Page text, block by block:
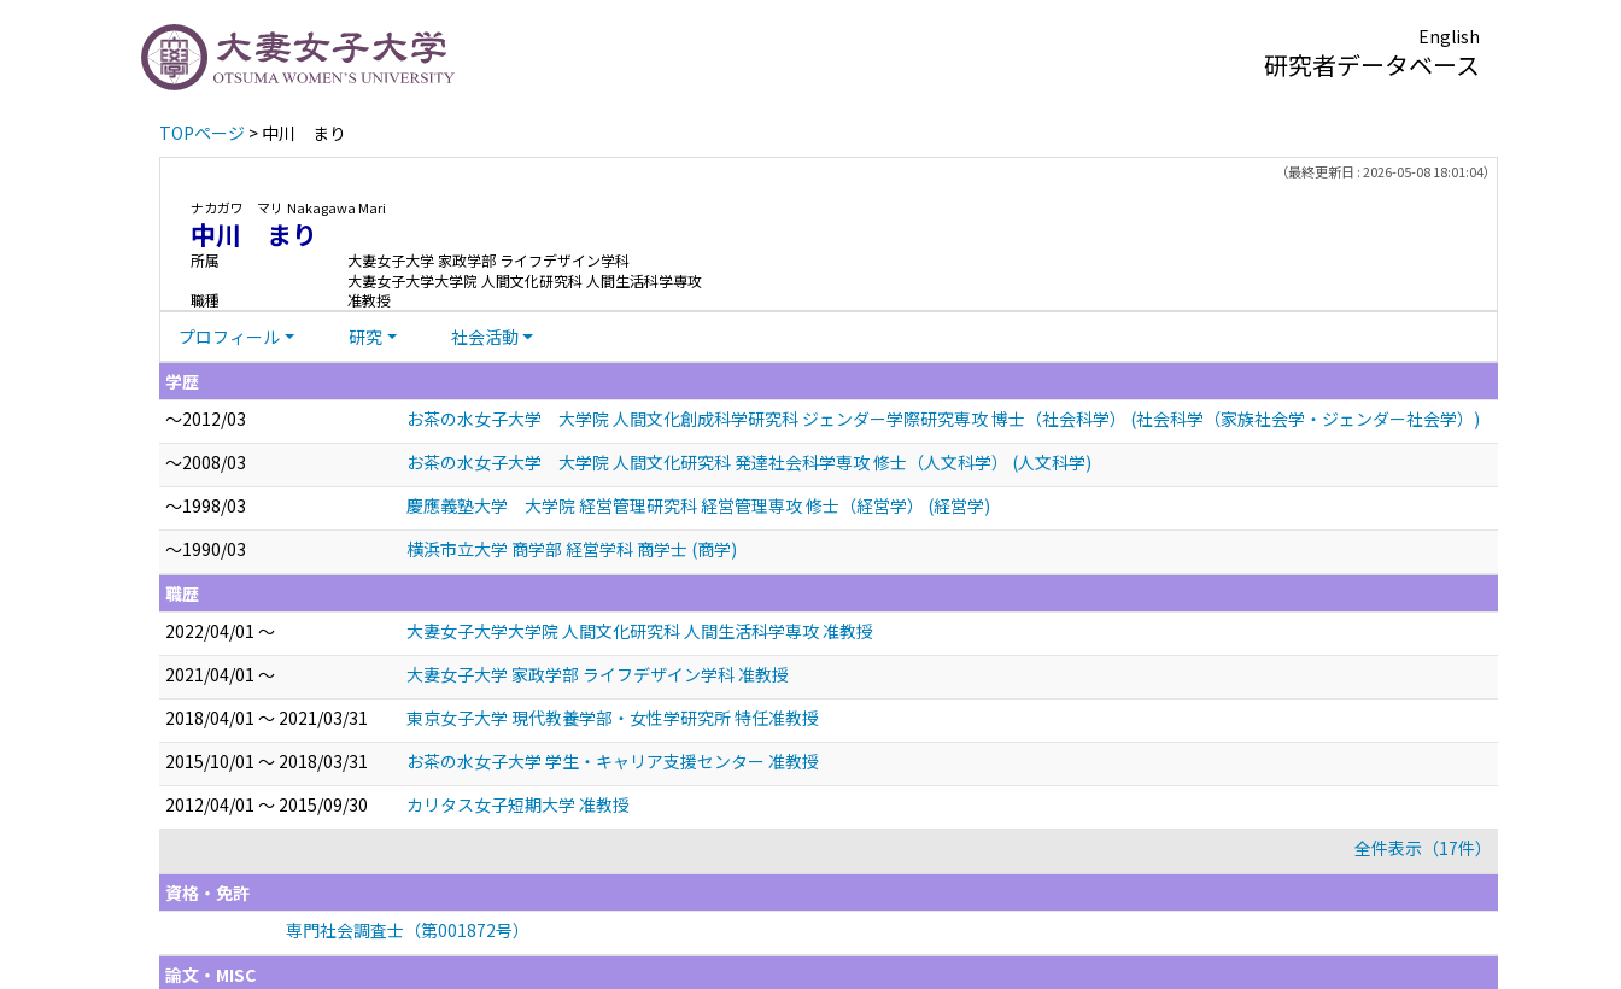
English
研究者データベース
TOPページ > 中川 まり
（最終更新日 : 2026-05-08 18:01:04）
ナカガワ マリ Nakagawa Mari
中川 まり
所属
大妻女子大学 家政学部 ライフデザイン学科
大妻女子大学大学院 人間文化研究科 人間生活科学専攻
職種
准教授
プロフィール 研究
社会活動
学歴
～2012/03
お茶の水女子大学 大学院 人間文化創成科学研究科 ジェンダー学際研究専攻 博士（社会科学） (社会科学（家族社会学・ジェンダー社会学）)
～2008/03
お茶の水女子大学 大学院 人間文化研究科 発達社会科学専攻 修士（人文科学） (人文科学)
～1998/03
慶應義塾大学 大学院 経営管理研究科 経営管理専攻 修士（経営学） (経営学)
～1990/03
横浜市立大学 商学部 経営学科 商学士 (商学)
職歴
2022/04/01 ～
大妻女子大学大学院 人間文化研究科 人間生活科学専攻 准教授
2021/04/01 ～
大妻女子大学 家政学部 ライフデザイン学科 准教授
2018/04/01 ～ 2021/03/31
東京女子大学 現代教養学部・女性学研究所 特任准教授
2015/10/01 ～ 2018/03/31
お茶の水女子大学 学生・キャリア支援センター 准教授
2012/04/01 ～ 2015/09/30
カリタス女子短期大学 准教授
全件表示（17件）
資格・免許
専門社会調査士（第001872号）
論文・MISC